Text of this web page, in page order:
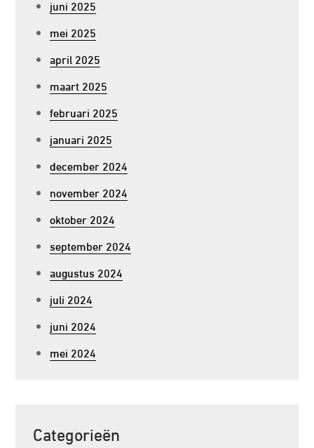
juni 2025
mei 2025
april 2025
maart 2025
februari 2025
januari 2025
december 2024
november 2024
oktober 2024
september 2024
augustus 2024
juli 2024
juni 2024
mei 2024
Categorieën